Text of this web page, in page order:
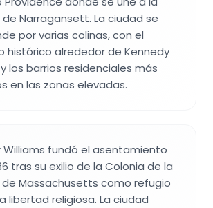
Narragansett. La ciudad se
por varias colinas, con el
histórico alrededor de Kennedy
los barrios residenciales más
en las zonas elevadas.
Williams fundó el asentamiento
tras su exilio de la Colonia de la
de Massachusetts como refugio
libertad religiosa. La ciudad